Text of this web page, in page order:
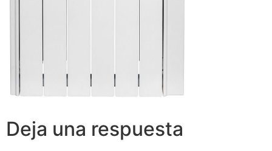
Deja una respuesta